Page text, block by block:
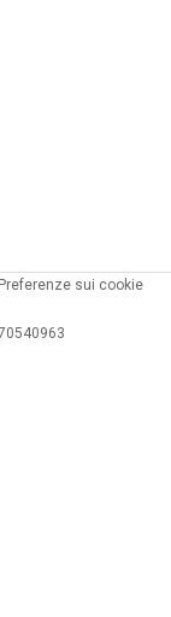
Preferenze sui cookie